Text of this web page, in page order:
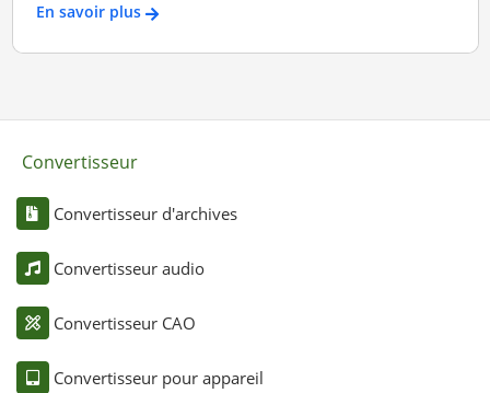
En savoir plus
Convertisseur
Convertisseur d'archives
Convertisseur audio
Convertisseur CAO
Convertisseur pour appareil